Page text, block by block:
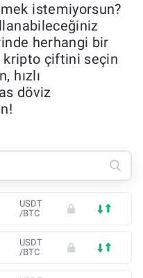
istemiyorsun?
herhangi bir
kripto çiftini seçin
hızlı
döviz
USDT
/BTC
USDT
/BTC